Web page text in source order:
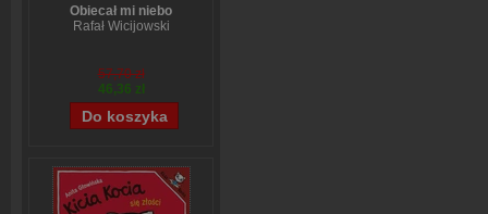
Obiecał mi niebo
Rafał Wicijowski
57,70 zł
46,36 zł